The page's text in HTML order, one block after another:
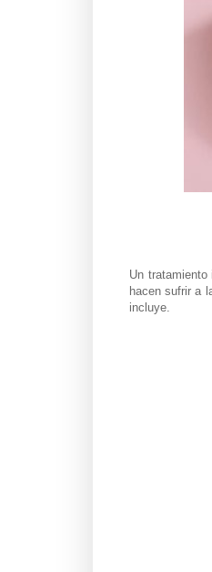
Un
hacen sufrir a
incluye.